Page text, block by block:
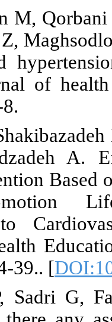
5.
H,
life style
Gorgan.
6. Babaei S,
M,
Based
Health
Susceptible
Journal of
7. Golshiri